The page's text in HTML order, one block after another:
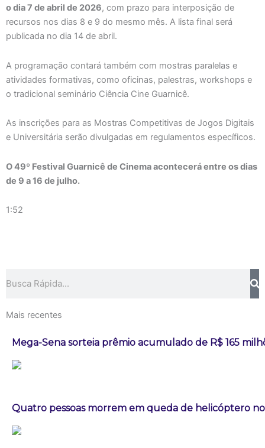
o dia 7 de abril de 2026, com prazo para interposição de
recursos nos dias 8 e 9 do mesmo mês. A lista final será
publicada no dia 14 de abril.
A programação contará também com mostras paralelas e
atividades formativas, como oficinas, palestras, workshops e
o tradicional seminário Ciência Cine Guarnicê.
As inscrições para as Mostras Competitivas de Jogos Digitais
e Universitária serão divulgadas em regulamentos específicos.
O 49º Festival Guarnicê de Cinema acontecerá entre os dias
de 9 a 16 de julho.
1:52
Mais recentes
Mega-Sena sorteia prêmio acumulado de R$ 165
Quatro pessoas morrem em queda de helicóptero